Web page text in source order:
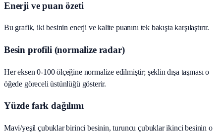
Enerji ve puan özeti
Bu grafik, iki besinin enerji ve kalite puanını tek bakışta karşılaştırır.
Besin profili (normalize radar)
Her eksen 0-100 ölçeğine normalize edilmiştir; şeklin dışa taşması o
öğede göreceli üstünlüğü gösterir.
Yüzde fark dağılımı
Mavi/yeşil çubuklar birinci besinin, turuncu çubuklar ikinci besinin o